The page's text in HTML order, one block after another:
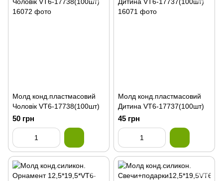
Молд конд.пластмасовий
Чоловік VT6-17738(100шт)
50 грн
Молд конд.пластмасовий
Дитина VT6-17737(100шт)
45 грн